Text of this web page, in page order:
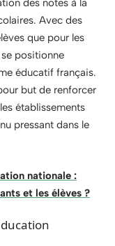
des notes à la
Avec des
que pour les
positionne
éducatif français.
but de renforcer
établissements
pressant dans le
nationale :
et les élèves ?